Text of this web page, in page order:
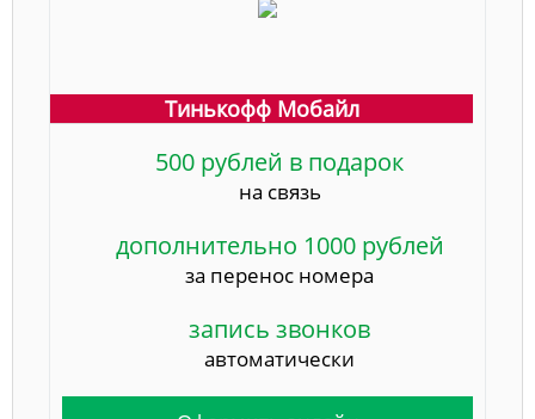
Тинькофф Мобайл
500 рублей в подарок
на связь
дополнительно 1000 рублей
за перенос номера
запись звонков
автоматически